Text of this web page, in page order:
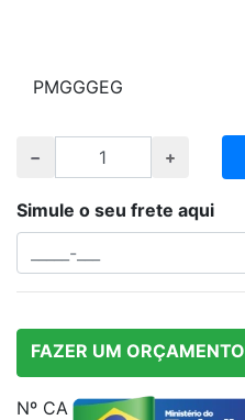
PMGGGEG
Simule o seu frete aqui
FAZER UM ORÇAMENTO
Nº CA